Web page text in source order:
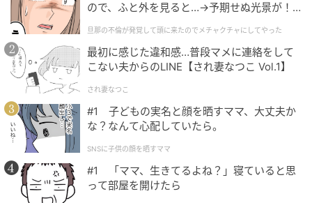
ので、ふと外を見ると…→予期せぬ光景が！
クチャにしてやった
旦那の不倫が発覚して頭に来たのでメチャクチャにしてやった
最初に感じた違和感…普段マメに連絡をして
こない夫からのLINE【され妻なつこ Vol.1】
され妻なつこ
#1 子どもの実名と顔を晒すママ、大丈夫か
な？なんて心配していたら。
SNSに子供の顔を晒すママ
#1 「ママ、生きてるよね？」寝ていると思
って部屋を開けたら